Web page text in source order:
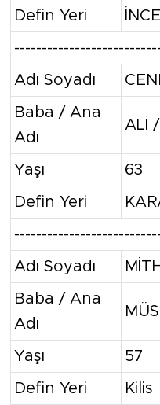
Defin Yeri
Adı Soyadı
Baba / Ana
Adı
ALİ
Yaşı 63
Defin Yeri
Adı Soyadı
Baba / Ana
Adı
Yaşı 57
Defin Yeri Kilis